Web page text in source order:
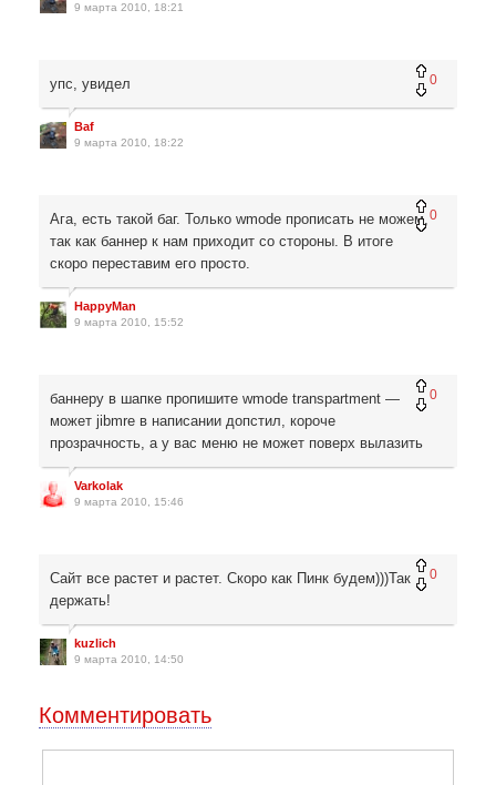
9 марта 2010, 18:21
0
упс, увидел
Baf
9 марта 2010, 18:22
0
Ага, есть такой баг. Только wmode прописать не можем,
так как баннер к нам приходит со стороны. В итоге
скоро переставим его просто.
HappyMan
9 марта 2010, 15:52
0
баннеру в шапке пропишите wmode transpartment —
может jibmre в написании допстил, короче
прозрачность, а у вас меню не может поверх вылазить
Varkolak
9 марта 2010, 15:46
0
Сайт все растет и растет. Скоро как Пинк будем)))Так
держать!
kuzlich
9 марта 2010, 14:50
Комментировать